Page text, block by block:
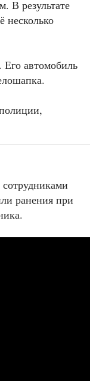
В результате
несколько
автомобиль
ранения при